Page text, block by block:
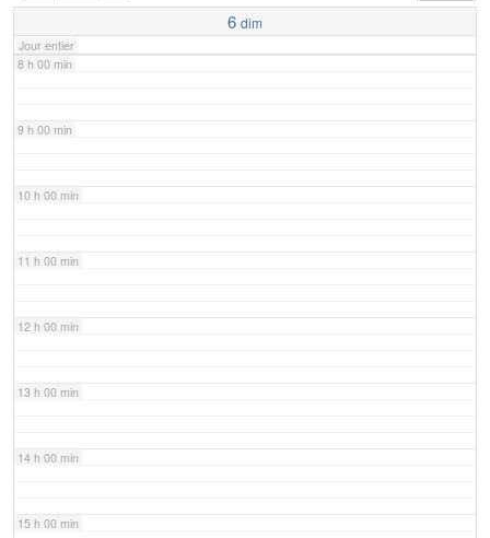
6 dim
Jour entier
8 h 00 min
9 h 00 min
10 h 00 min
11 h 00 min
12 h 00 min
13 h 00 min
14 h 00 min
15 h 00 min